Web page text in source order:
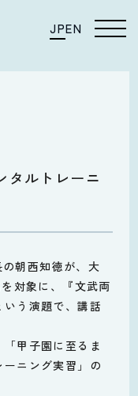
JPEN
タルトレーニ
朝西知徳が、大
対象に、『文武両
う演題で、講話
甲子園に至るま
ニング実習」の